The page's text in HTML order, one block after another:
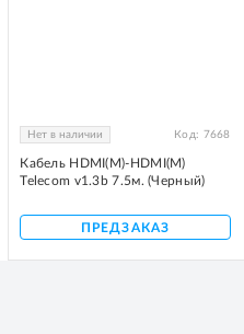
Нет в наличии Код: 7668
Кабель HDMI(M)-HDMI(M)
Telecom v1.3b 7.5м. (Черный)
ПРЕДЗАКАЗ